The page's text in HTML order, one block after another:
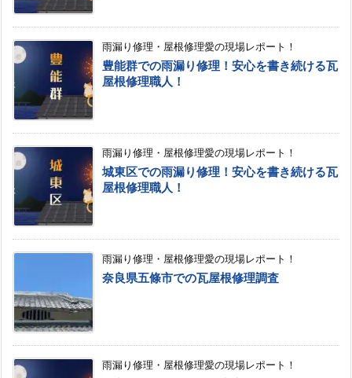
雨漏り修理・屋根修理愛の現場レポート！
豊能群での雨漏り修理！安心を書き続ける瓦
屋根修理職人！
雨漏り修理・屋根修理愛の現場レポート！
城東区での雨漏り修理！安心を書き続ける瓦
屋根修理職人！
雨漏り修理・屋根修理愛の現場レポート！
奈良県五條市での瓦屋根修理調査
雨漏り修理・屋根修理愛の現場レポート！